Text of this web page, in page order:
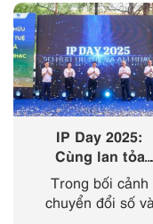
IP Day 2025:
Cùng lan tỏa
‘nhịp điệu’ của
sở hữu trí tuệ
trong kỷ
Trong bối cảnh
chuyển đổi số và